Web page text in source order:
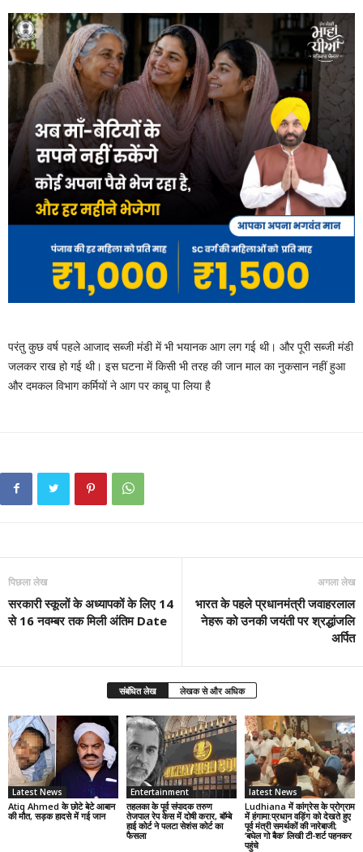
परंतु कुछ वर्ष पहले आजाद सब्जी मंडी में भी भयानक आग लग गई थी। और पूरी सब्जी मंडी
जलकर राख हो गई थी। इस घटना में किसी भी तरह की जान माल का नुकसान नहीं हुआ
और दमकल विभाग कर्मियों ने आग पर काबू पा लिया है
पिछला लेख
सरकारी स्कूलों के अध्यापकों के लिए 14
से 16 नवम्बर तक मिली अंतिम Date
अगला लेख
भारत के पहले प्रधानमंत्री जवाहरलाल
नेहरू को उनकी जयंती पर श्रद्धांजलि
अर्पित
संबंधित लेख लेखक से और अधिक
Latest News
Atiq Ahmed के छोटे बेटे आबान
की मौत, सड़क हादसे में गई जान
Entertainment
तहलका के पूर्व संपादक तरुण
तेजपाल रेप केस में दोषी करार, बॉम्बे
हाई कोर्ट ने पलटा सेशंस कोर्ट का
फैसला
latest News
Ludhiana में कांग्रेस के प्रोग्राम
में हंगामा:प्रधान वड़िंग को देखते हुए
पूर्व मंत्री समर्थकों की नारेबाजी;
‘बघेल गो बैक’ लिखी टी-शर्ट पहनकर
पहुंचे